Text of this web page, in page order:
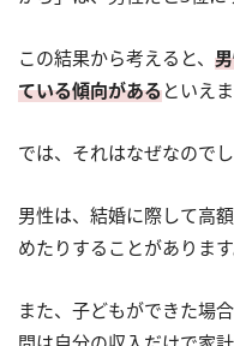
この結果から考えると、
ている傾向があるといえま
では、それはなぜなのでし
男性は、結婚に際して高
めたりすることがあります
また、子どもができた場